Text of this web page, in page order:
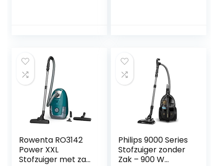
Rowenta RO3142
Power XXL
Stofzuiger met zak
Philips 9000 Series
Stofzuiger zonder
Zak – 900 W